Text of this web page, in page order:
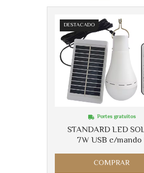
DESTACADO
STANDARD LED
7W USB c/mando
Portes gratuitos
COMPRAR